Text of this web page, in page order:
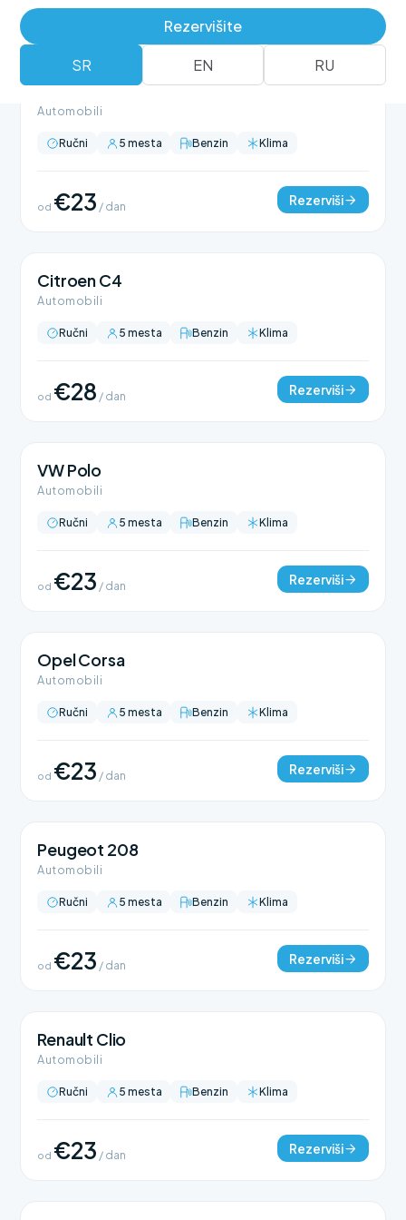
Rezervišite
SR EN RU
Citroen C3
Automobili
Ručni 5 mesta Benzin Klima
od €23 / dan Rezerviši
Citroen C4
Automobili
Ručni 5 mesta Benzin Klima
od €28 / dan Rezerviši
VW Polo
Automobili
Ručni 5 mesta Benzin Klima
od €23 / dan Rezerviši
Opel Corsa
Automobili
Ručni 5 mesta Benzin Klima
od €23 / dan Rezerviši
Peugeot 208
Automobili
Ručni 5 mesta Benzin Klima
od €23 / dan Rezerviši
Renault Clio
Automobili
Ručni 5 mesta Benzin Klima
od €23 / dan Rezerviši